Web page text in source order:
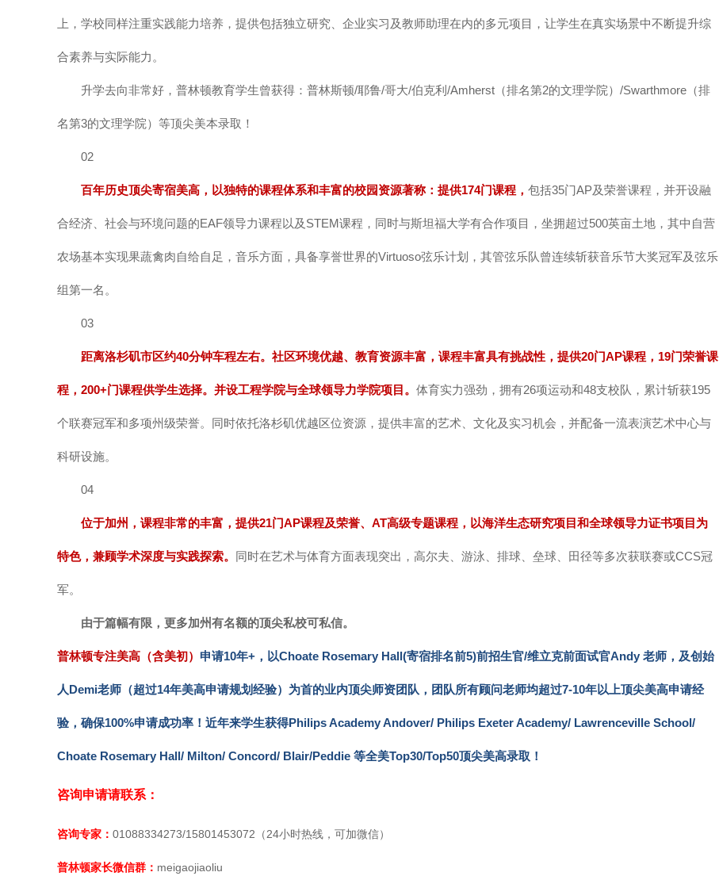
上，学校同样注重实践能力培养，提供包括独立研究、企业实习及教师助理在内的多元项目，让学生在真实场景中不断提升综
合素养与实际能力。
升学去向非常好，普林顿教育学生曾获得：普林斯顿/耶鲁/哥大/伯克利/Amherst（排名第2的文理学院）/Swarthmore（排
名第3的文理学院）等顶尖美本录取！
02
百年历史顶尖寄宿美高，以独特的课程体系和丰富的校园资源著称：提供174门课程， 包括35门AP及荣誉课程，并开设融
合经济、社会与环境问题的EAF领导力课程以及STEM课程，同时与斯坦福大学有合作项目，坐拥超过500英亩土地，其中自营
农场基本实现果蔬禽肉自给自足，音乐方面，具备享誉世界的Virtuoso弦乐计划，其管弦乐队曾连续斩获音乐节大奖冠军及弦乐
组第一名。
03
距离洛杉矶市区约40分钟车程左右。社区环境优越、教育资源丰富，课程丰富具有挑战性，提供20门AP课程，19门荣誉课
程，200+门课程供学生选择。并设工程学院与全球领导力学院项目。 体育实力强劲，拥有26项运动和48支校队，累计斩获195
个联赛冠军和多项州级荣誉。同时依托洛杉矶优越区位资源，提供丰富的艺术、文化及实习机会，并配备一流表演艺术中心与
科研设施。
04
位于加州，课程非常的丰富，提供21门AP课程及荣誉、AT高级专题课程，以海洋生态研究项目和全球领导力证书项目为
特色，兼顾学术深度与实践探索。 同时在艺术与体育方面表现突出，高尔夫、游泳、排球、垒球、田径等多次获联赛或CCS冠
军。
由于篇幅有限，更多加州有名额的顶尖私校可私信。
普林顿专注美高（含美初） 申请10年+，以Choate Rosemary Hall(寄宿排名前5)前招生官/维立克前面试官Andy 老师，及创始
人Demi老师（超过14年美高申请规划经验）为首的业内顶尖师资团队，团队所有顾问老师均超过7-10年以上顶尖美高申请经
验，确保100%申请成功率！近年来学生获得Philips Academy Andover/ Philips Exeter Academy/ Lawrenceville School/
Choate Rosemary Hall/ Milton/ Concord/ Blair/Peddie 等全美Top30/Top50顶尖美高录取！
咨询申请请联系：
咨询专家： 01088334273/15801453072（24小时热线，可加微信）
普林顿家长微信群： meigaojiaoliu